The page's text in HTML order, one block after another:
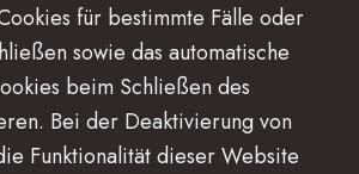
für bestimmte Fälle oder
sowie das automatische
beim Schließen des
Bei der Deaktivierung von
Funktionalität dieser Website